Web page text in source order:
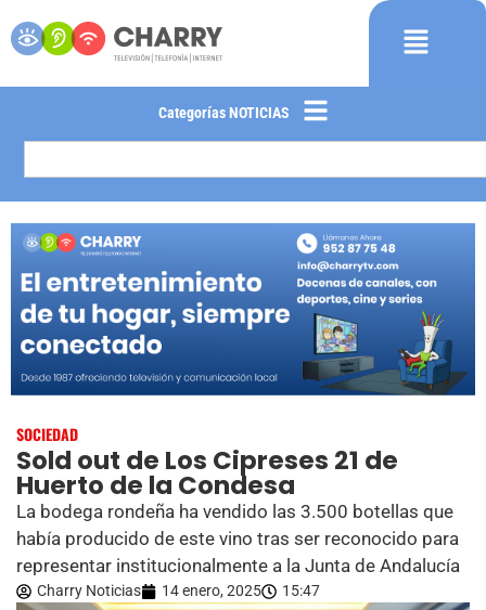
Categorías NOTICIAS
SOCIEDAD
Sold out de Los Cipreses 21 de
Huerto de la Condesa
La bodega rondeña ha vendido las 3.500 botellas que
había producido de este vino tras ser reconocido para
representar institucionalmente a la Junta de Andalucía
Charry Noticias 14 enero, 2025 15:47